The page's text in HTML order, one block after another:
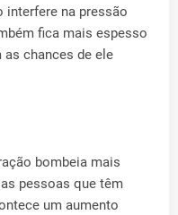
interfere na pressão
fica mais espesso
chances de ele
bombeia mais
pessoas que têm
um aumento